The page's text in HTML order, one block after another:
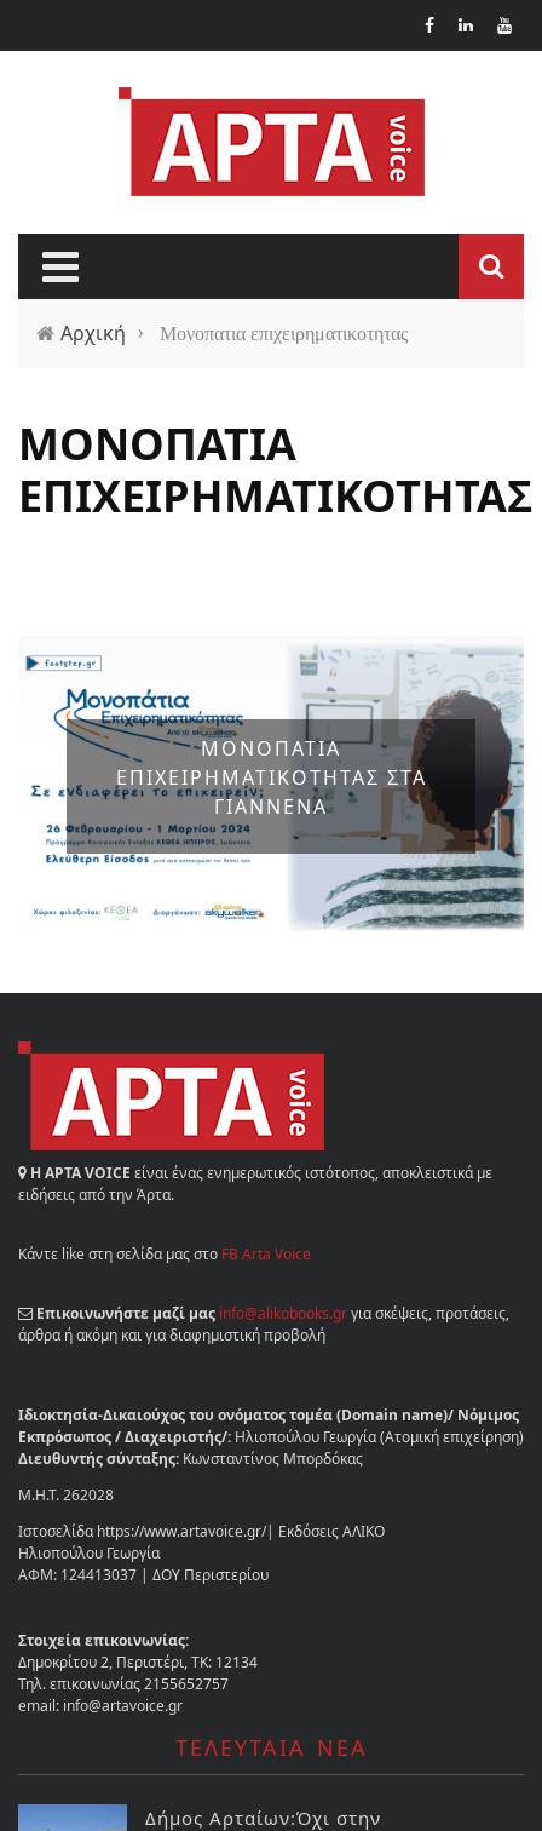
Αρχική › Μονοπατια επιχειρηματικοτητας
ΜΟΝΟΠΑΤΙΑ
ΕΠΙΧΕΙΡΗΜΑΤΙΚΟΤΗΤΑΣ
ΜΟΝΟΠΑΤΙΑ
ΕΠΙΧΕΙΡΗΜΑΤΙΚΟΤΗΤΑΣ ΣΤΑ
ΓΙΑΝΝΕΝΑ
Η ΑΡΤΑ VOICE είναι ένας ενημερωτικός ιστότοπος, αποκλειστικά με
ειδήσεις από την Άρτα.
Κάντε like στη σελίδα μας στο FB Arta Voice
Επικοινωνήστε μαζί μας info@alikobooks.grγια σκέψεις, προτάσεις,
άρθρα ή ακόμη και για διαφημιστική προβολή
Ιδιοκτησία-Δικαιούχος του ονόματος τομέα (Domain name)/ Νόμιμος
Εκπρόσωπος / Διαχειριστής/: Ηλιοπούλου Γεωργία (Ατομική επιχείρηση)
Διευθυντής σύνταξης: Κωνσταντίνος Μπορδόκας
Μ.Η.Τ. 262028
Ιστοσελίδα https://www.artavoice.gr/| Εκδόσεις ΑΛΙΚΟ
Ηλιοπούλου Γεωργία
ΑΦΜ: 124413037 | ΔΟΥ Περιστερίου
Στοιχεία επικοινωνίας:
Δημοκρίτου 2, Περιστέρι, ΤΚ: 12134
Τηλ. επικοινωνίας 2155652757
email: info@artavoice.gr
ΤΕΛΕΥΤΑΙΑ ΝΕΑ
Δήμος Αρταίων:Όχι στην